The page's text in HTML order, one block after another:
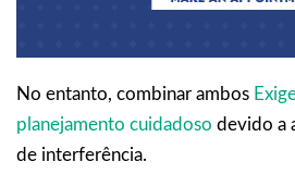
No entanto, combinar ambos
planejamento cuidadoso devido a
de interferência.